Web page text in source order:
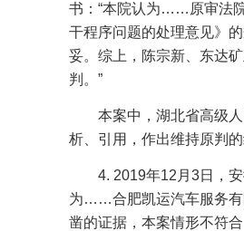
书：“本院认为……原审法
干程序问题的处理意见》
妥。综上，陈宗新、东达
判。”
本案中，湖北省高级
析、引用，作出维持原判的
4. 2019年12 月 3日，
为……合肥凯运汽车服务有
凿的证据，本案情形不符